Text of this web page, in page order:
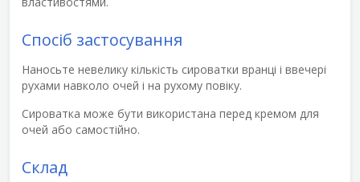
Спосіб застосування
Наносьте невелику кількість сироватки вранці і ввечері
рухами навколо очей і на рухому повіку.
Сироватка може бути використана перед кремом для
очей або самостійно.
Склад